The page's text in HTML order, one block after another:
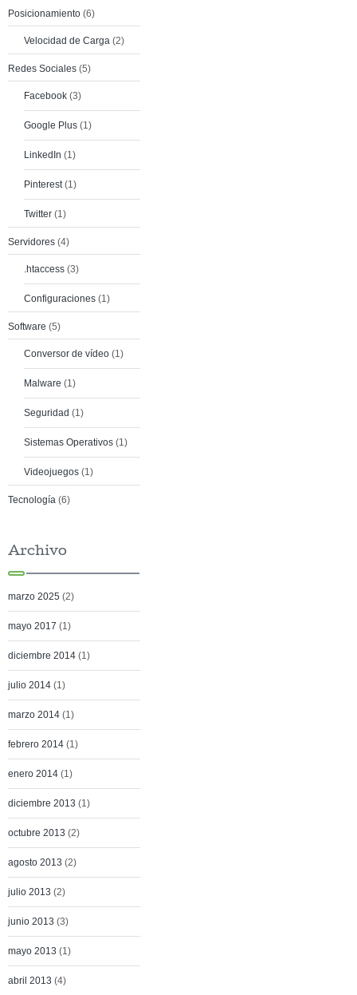
Posicionamiento (6)
Velocidad de Carga (2)
Redes Sociales (5)
Facebook (3)
Google Plus (1)
LinkedIn (1)
Pinterest(1)
Twitter (1)
Servidores (4)
.htaccess (3)
Configuraciones (1)
Software (5)
Conversor de vídeo (1)
Malware (1)
Seguridad (1)
Sistemas Operativos (1)
Videojuegos (1)
Tecnología (6)
Archivo
marzo 2025 (2)
mayo 2017 (1)
diciembre 2014 (1)
julio 2014 (1)
marzo 2014 (1)
febrero 2014 (1)
enero 2014 (1)
diciembre 2013 (1)
octubre 2013 (2)
agosto 2013 (2)
julio 2013 (2)
junio 2013 (3)
mayo 2013 (1)
abril 2013 (4)